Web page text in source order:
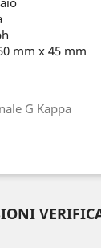
mm x 45 mm
G Kappa